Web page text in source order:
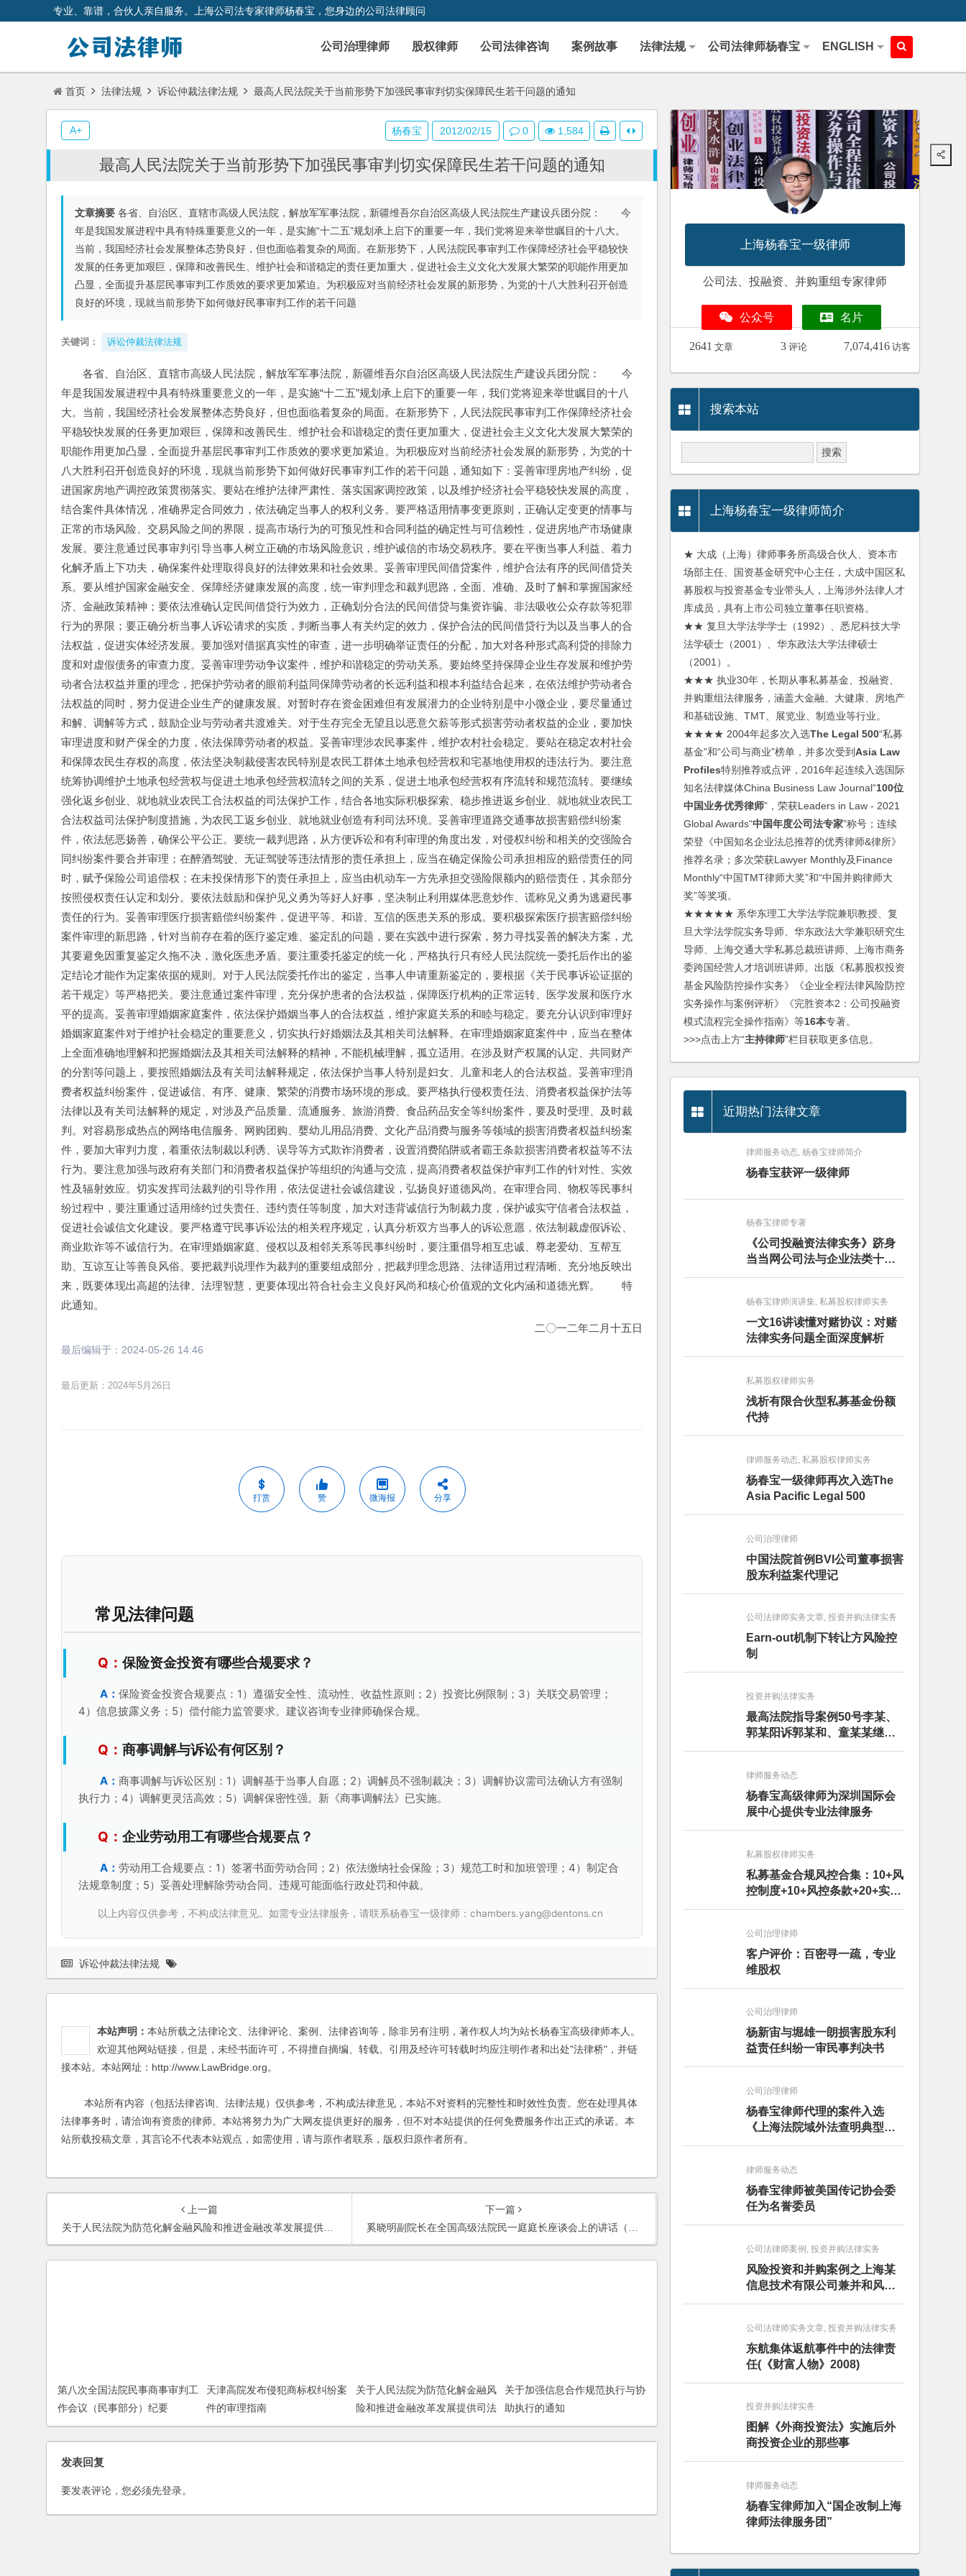
专业、靠谱，合伙人亲自服务。上海公司法专家律师杨春宝，您身边的公司法律顾问
公司治理律师 股权律师 公司法律咨询 案例故事 法律法规 公司法律师杨春宝 ENGLISH
首页 法律法规 诉讼仲裁法律法规 最高人民法院关于当前形势下加强民事审判切实保障民生若干问题的通知
最高人民法院关于当前形势下加强民事审判切实保障民生若干问题的通知
文章摘要 各省、自治区、直辖市高级人民法院，解放军军事法院，新疆维吾尔自治区高级人民法院生产建设兵团分院： 今
年是我国发展进程中具有特殊重要意义的一年，是实施“十二五”规划承上启下的重要一年，我们党将迎来举世瞩目的十八大。
当前，我国经济社会发展整体态势良好，但也面临着复杂的局面。在新形势下，人民法院民事审判工作保障经济社会平稳较快
发展的任务更加艰巨，保障和改善民生、维护社会和谐稳定的责任更加重大，促进社会主义文化大发展大繁荣的职能作用更加
凸显，全面提升基层民事审判工作质效的要求更加紧迫。为积极应对当前经济社会发展的新形势，为党的十八大胜利召开创造
良好的环境，现就当前形势下如何做好民事审判工作的若干问题
关键词： 诉讼仲裁法律法规
各省、自治区、直辖市高级人民法院，解放军军事法院，新疆维吾尔自治区高级人民法院生产建设兵团分院：　　今
年是我国发展进程中具有特殊重要意义的一年，是实施“十二五”规划承上启下的重要一年，我们党将迎来举世瞩目的十八
大。当前，我国经济社会发展整体态势良好，但也面临着复杂的局面。在新形势下，人民法院民事审判工作保障经济社会
平稳较快发展的任务更加艰巨，保障和改善民生、维护社会和谐稳定的责任更加重大，促进社会主义文化大发展大繁荣的
职能作用更加凸显，全面提升基层民事审判工作质效的要求更加紧迫。为积极应对当前经济社会发展的新形势，为党的十
八大胜利召开创造良好的环境，现就当前形势下如何做好民事审判工作的若干问题，通知如下：妥善审理房地产纠纷，促
进国家房地产调控政策贯彻落实。要站在维护法律严肃性、落实国家调控政策，以及维护经济社会平稳较快发展的高度，
结合案件具体情况，准确界定合同效力，依法确定当事人的权利义务。要严格适用情事变更原则，正确认定变更的情事与
正常的市场风险、交易风险之间的界限，提高市场行为的可预见性和合同利益的确定性与可信赖性，促进房地产市场健康
发展。要注意通过民事审判引导当事人树立正确的市场风险意识，维护诚信的市场交易秩序。要在平衡当事人利益、着力
化解矛盾上下功夫，确保案件处理取得良好的法律效果和社会效果。妥善审理民间借贷案件，维护合法有序的民间借贷关
系。要从维护国家金融安全、保障经济健康发展的高度，统一审判理念和裁判思路，全面、准确、及时了解和掌握国家经
济、金融政策精神；要依法准确认定民间借贷行为效力，正确划分合法的民间借贷与集资诈骗、非法吸收公众存款等犯罪
行为的界限；要正确分析当事人诉讼请求的实质，判断当事人有关约定的效力，保护合法的民间借贷行为以及当事人的合
法权益，促进实体经济发展。要加强对借据真实性的审查，进一步明确举证责任的分配，加大对各种形式高利贷的排除力
度和对虚假债务的审查力度。妥善审理劳动争议案件，维护和谐稳定的劳动关系。要始终坚持保障企业生存发展和维护劳
动者合法权益并重的理念，把保护劳动者的眼前利益同保障劳动者的长远利益和根本利益结合起来，在依法维护劳动者合
法权益的同时，努力促进企业生产的健康发展。对暂时存在资金困难但有发展潜力的企业特别是中小微企业，要尽量通过
和解、调解等方式，鼓励企业与劳动者共渡难关。对于生存完全无望且以恶意欠薪等形式损害劳动者权益的企业，要加快
审理进度和财产保全的力度，依法保障劳动者的权益。妥善审理涉农民事案件，维护农村社会稳定。要站在稳定农村社会
和保障农民生存权的高度，依法坚决制裁侵害农民特别是农民工群体土地承包经营权和宅基地使用权的违法行为。要注意
统筹协调维护土地承包经营权与促进土地承包经营权流转之间的关系，促进土地承包经营权有序流转和规范流转。要继续
强化返乡创业、就地就业农民工合法权益的司法保护工作，结合各地实际积极探索、稳步推进返乡创业、就地就业农民工
合法权益司法保护制度措施，为农民工返乡创业、就地就业创造有利司法环境。妥善审理道路交通事故损害赔偿纠纷案
件，依法惩恶扬善，确保公平公正。要统一裁判思路，从方便诉讼和有利审理的角度出发，对侵权纠纷和相关的交强险合
同纠纷案件要合并审理；在醉酒驾驶、无证驾驶等违法情形的责任承担上，应当在确定保险公司承担相应的赔偿责任的同
时，赋予保险公司追偿权；在未投保情形下的责任承担上，应当由机动车一方先承担交强险限额内的赔偿责任，其余部分
按照侵权责任认定和划分。要依法鼓励和保护见义勇为等好人好事，坚决制止利用媒体恶意炒作、谎称见义勇为逃避民事
责任的行为。妥善审理医疗损害赔偿纠纷案件，促进平等、和谐、互信的医患关系的形成。要积极探索医疗损害赔偿纠纷
案件审理的新思路，针对当前存在着的医疗鉴定难、鉴定乱的问题，要在实践中进行探索，努力寻找妥善的解决方案，尤
其要避免因重复鉴定久拖不决，激化医患矛盾。要注重委托鉴定的统一化，严格执行只有经人民法院统一委托后作出的鉴
定结论才能作为定案依据的规则。对于人民法院委托作出的鉴定，当事人申请重新鉴定的，要根据《关于民事诉讼证据的
若干规定》等严格把关。要注意通过案件审理，充分保护患者的合法权益，保障医疗机构的正常运转、医学发展和医疗水
平的提高。妥善审理婚姻家庭案件，依法保护婚姻当事人的合法权益，维护家庭关系的和睦与稳定。要充分认识到审理好
婚姻家庭案件对于维护社会稳定的重要意义，切实执行好婚姻法及其相关司法解释。在审理婚姻家庭案件中，应当在整体
上全面准确地理解和把握婚姻法及其相关司法解释的精神，不能机械理解，孤立适用。在涉及财产权属的认定、共同财产
的分割等问题上，要按照婚姻法及有关司法解释规定，依法保护当事人特别是妇女、儿童和老人的合法权益。妥善审理消
费者权益纠纷案件，促进诚信、有序、健康、繁荣的消费市场环境的形成。要严格执行侵权责任法、消费者权益保护法等
法律以及有关司法解释的规定，对涉及产品质量、流通服务、旅游消费、食品药品安全等纠纷案件，要及时受理、及时裁
判。对容易形成热点的网络电信服务、网购团购、婴幼儿用品消费、文化产品消费与服务等领域的损害消费者权益纠纷案
件，要加大审判力度，着重依法制裁以利诱、误导等方式欺诈消费者，设置消费陷阱或者霸王条款损害消费者权益等不法
行为。要注意加强与政府有关部门和消费者权益保护等组织的沟通与交流，提高消费者权益保护审判工作的针对性、实效
性及辐射效应。切实发挥司法裁判的引导作用，依法促进社会诚信建设，弘扬良好道德风尚。在审理合同、物权等民事纠
纷过程中，要注重通过适用缔约过失责任、违约责任等制度，加大对违背诚信行为制裁力度，保护诚实守信者合法权益，
促进社会诚信文化建设。要严格遵守民事诉讼法的相关程序规定，认真分析双方当事人的诉讼意愿，依法制裁虚假诉讼、
商业欺诈等不诚信行为。在审理婚姻家庭、侵权以及相邻关系等民事纠纷时，要注重倡导相互忠诚、尊老爱幼、互帮互
助、互谅互让等善良风俗。要把裁判说理作为裁判的重要组成部分，把裁判理念思路、法律适用过程清晰、充分地反映出
来，既要体现出高超的法律、法理智慧，更要体现出符合社会主义良好风尚和核心价值观的文化内涵和道德光辉。　　特
此通知。
二〇一二年二月十五日
最后编辑于： 2024-05-26 14:46
最后更新：2024年5月26日
打赏 赞 微海报 分享
常见法律问题
保险资金投资有哪些合规要求？
保险资金投资合规要点：1）遵循安全性、流动性、收益性原则；2）投资比例限制；3）关联交易管理；
4）信息披露义务；5）偿付能力监管要求。建议咨询专业律师确保合规。
商事调解与诉讼有何区别？
商事调解与诉讼区别：1）调解基于当事人自愿；2）调解员不强制裁决；3）调解协议需司法确认方有强制
执行力；4）调解更灵活高效；5）调解保密性强。新《商事调解法》已实施。
企业劳动用工有哪些合规要点？
劳动用工合规要点：1）签署书面劳动合同；2）依法缴纳社会保险；3）规范工时和加班管理；4）制定合
法规章制度；5）妥善处理解除劳动合同。违规可能面临行政处罚和仲裁。
以上内容仅供参考，不构成法律意见。如需专业法律服务，请联系杨春宝一级律师：chambers.yang@dentons.cn
杨春宝 2012/02/15 0 1,584
A+
诉讼仲裁法律法规
本站声明： 本站所载之法律论文、法律评论、案例、法律咨询等，除非另有注明，著作权人均为站长杨春宝高级律师本人。
欢迎其他网站链接，但是，未经书面许可，不得擅自摘编、转载。引用及经许可转载时均应注明作者和出处"法律桥"，并链
接本站。本站网址：http://www.LawBridge.org。
本站所有内容（包括法律咨询、法律法规）仅供参考，不构成法律意见，本站不对资料的完整性和时效性负责。您在处理具体
法律事务时，请洽询有资质的律师。本站将努力为广大网友提供更好的服务，但不对本站提供的任何免费服务作出正式的承诺。本
站所载投稿文章，其言论不代表本站观点，如需使用，请与原作者联系，版权归原作者所有。
上一篇
关于人民法院为防范化解金融风险和推进金融改革发展提供司法保障的指导意见
下一篇
奚晓明副院长在全国高级法院民一庭庭长座谈会上的讲话（节选）
第八次全国法院民事商事审判工
作会议（民事部分）纪要
天津高院发布侵犯商标权纠纷案
件的审理指南
关于人民法院为防范化解金融风
险和推进金融改革发展提供司法
保障的指导意见
关于加强信息合作规范执行与协
助执行的通知
发表回复
要发表评论，您必须先登录。
上海杨春宝一级律师
公司法、投融资、并购重组专家律师
公众号 名片
2641 文章 3 评论 7,074,416 访客
搜索本站
上海杨春宝一级律师简介
★ 大成（上海）律师事务所高级合伙人、资本市
场部主任、国资基金研究中心主任，大成中国区私
募股权与投资基金专业带头人，上海涉外法律人才
库成员，具有上市公司独立董事任职资格。
★★ 复旦大学法学学士（1992）、悉尼科技大学
法学硕士（2001）、华东政法大学法律硕士
（2001）。
★★★ 执业30年，长期从事私募基金、投融资、
并购重组法律服务，涵盖大金融、大健康、房地产
和基础设施、TMT、展览业、制造业等行业。
★★★★ 2004年起多次入选The Legal 500“私募
基金”和“公司与商业”榜单，并多次受到Asia Law
Profiles特别推荐或点评，2016年起连续入选国际
知名法律媒体China Business Law Journal“100位
中国业务优秀律师”，荣获Leaders in Law - 2021
Global Awards“中国年度公司法专家”称号；连续
荣登《中国知名企业法总推荐的优秀律师&律所》
推荐名录；多次荣获Lawyer Monthly及Finance
Monthly“中国TMT律师大奖”和“中国并购律师大
奖”等奖项。
★★★★★ 系华东理工大学法学院兼职教授、复
旦大学法学院实务导师、华东政法大学兼职研究生
导师、上海交通大学私募总裁班讲师、上海市商务
委跨国经营人才培训班讲师。出版《私募股权投资
基金风险防控操作实务》《企业全程法律风险防控
实务操作与案例评析》《完胜资本2：公司投融资
模式流程完全操作指南》等16本专著。
>>>点击上方“主持律师”栏目获取更多信息。
近期热门法律文章
律师服务动态, 杨春宝律师简介
杨春宝获评一级律师
杨春宝律师专著
《公司投融资法律实务》跻身
当当网公司法与企业法类十大
畅销图书榜
杨春宝律师演讲集, 私募股权律师实务
一文16讲读懂对赌协议：对赌
法律实务问题全面深度解析
私募股权律师实务
浅析有限合伙型私募基金份额
代持
律师服务动态, 私募股权律师实务
杨春宝一级律师再次入选The
Asia Pacific Legal 500
公司治理律师
中国法院首例BVI公司董事损害
股东利益案代理记
公司法律师实务文章, 投资并购法律实务
Earn-out机制下转让方风险控
制
投资并购法律实务
最高法院指导案例50号李某、
郭某阳诉郭某和、童某某继承
纠纷案
律师服务动态
杨春宝高级律师为深圳国际会
展中心提供专业法律服务
私募股权律师实务
私募基金合规风控合集：10+风
控制度+10+风控条款+20+实务
文章+每月动态
公司治理律师
客户评价：百密寻一疏，专业
维股权
公司治理律师
杨新宙与堀雄一朗损害股东利
益责任纠纷一审民事判决书
公司治理律师
杨春宝律师代理的案件入选
《上海法院域外法查明典型案
例》
律师服务动态
杨春宝律师被美国传记协会委
任为名誉委员
公司法律师案例, 投资并购法律实务
风险投资和并购案例之上海某
信息技术有限公司兼并和风险
投资服务
公司法律师实务文章, 投资并购法律实务
东航集体返航事件中的法律责
任(《财富人物》2008)
投资并购法律实务
图解《外商投资法》实施后外
商投资企业的那些事
律师服务动态
杨春宝律师加入“国企改制上海
律师法律服务团”